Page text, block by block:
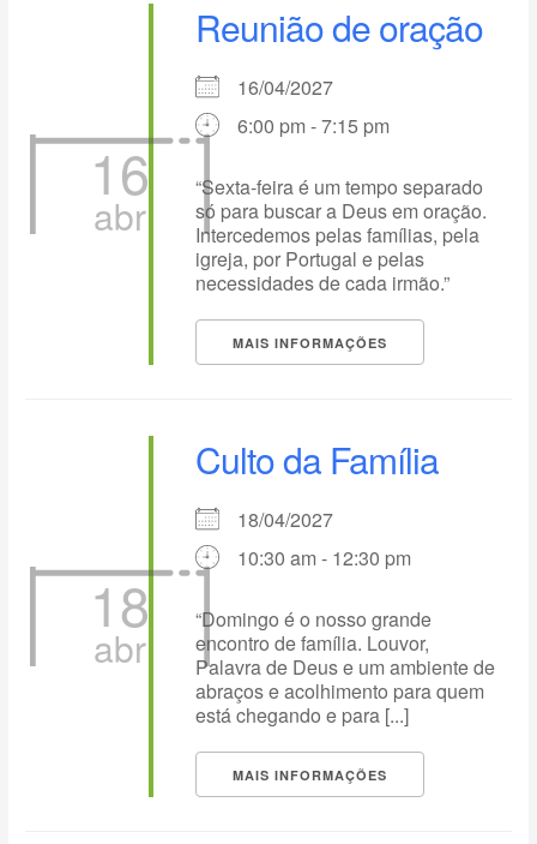
16
abr
Reunião de oração
16/04/2027
6:00 pm - 7:15 pm
“Sexta-feira é um tempo separado
só para buscar a Deus em oração.
Intercedemos pelas famílias, pela
igreja, por Portugal e pelas
necessidades de cada irmão.”
MAIS INFORMAÇÕES
18
abr
Culto da Família
18/04/2027
10:30 am - 12:30 pm
“Domingo é o nosso grande
encontro de família. Louvor,
Palavra de Deus e um ambiente de
abraços e acolhimento para quem
está chegando e para [...]
MAIS INFORMAÇÕES